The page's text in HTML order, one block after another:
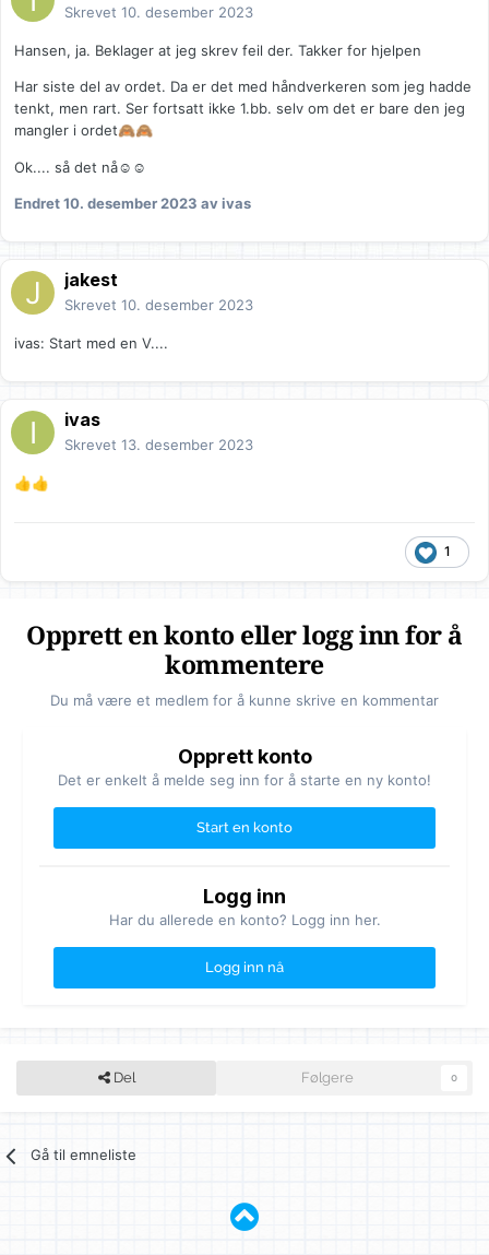
Skrevet 10. desember 2023
Hansen, ja. Beklager at jeg skrev feil der. Takker for hjelpen
Har siste del av ordet. Da er det med håndverkeren som jeg hadde
tenkt, men rart. Ser fortsatt ikke 1.bb. selv om det er bare den jeg
mangler i ordet🙈🙈
Ok.... så det nå☺☺
Endret10. desember 2023 av ivas
jakest
Skrevet 10. desember 2023
ivas: Start med en V....
ivas
Skrevet 13. desember 2023
👍👍
1
Opprett en konto eller logg inn for å
kommentere
Du må være et medlem for å kunne skrive en kommentar
Opprett konto
Det er enkelt å melde seg inn for å starte en ny konto!
Start en konto
Logg inn
Har du allerede en konto? Logg inn her.
Logg inn nå
Del Følgere 0
Gå til emneliste